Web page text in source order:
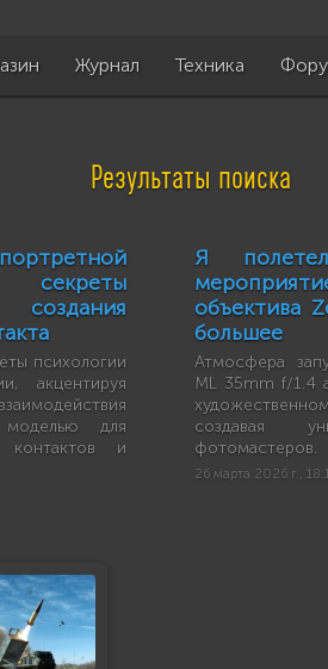
Журнал Техника
Результаты поиска
создания
психологии
акцентируя
для
контактов и
Я
объектива
большее
Атмосфера
ML 35mm f/1.4
создавая
фотомастеров.
26 марта 2026 г.,